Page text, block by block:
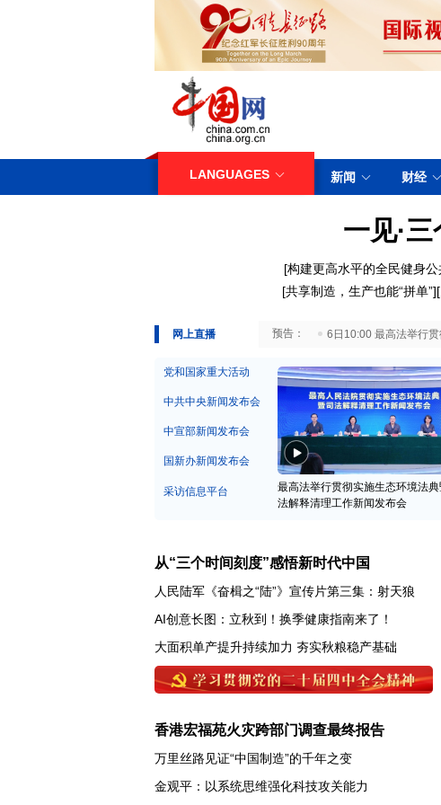
LANGUAGES 新闻 财经
一见·
[构建更高水平的全民健身
[共享制造，生产也能“拼单”]
网上直播
29日10:00 国务院台湾事务办公室7月29日举行新闻发布会 6日10:00 最高法举行
党和国家重大活动
中共中央新闻发布会
中宣部新闻发布会
国新办新闻发布会
采访信息平台
最高法举行贯彻实施生态环境法典
法解释清理工作新闻发布会
从“三个时间刻度”感悟新时代中国
人民陆军《奋楫之“陆”》宣传片第三集：射天狼
AI创意长图：立秋到！换季健康指南来了！
大面积单产提升持续加力 夯实秋粮稳产基础
香港宏福苑火灾跨部门调查最终报告
万里丝路见证“中国制造”的千年之变
金观平：以系统思维强化科技攻关能力